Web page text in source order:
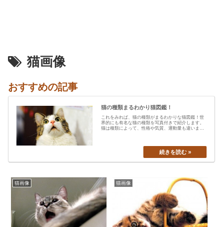
猫画像
おすすめの記事
猫の種類まるわかり猫図鑑！
これをみれば、猫の種類がまるわかりな猫図鑑！世
界的にも有名な猫の種類を写真付きで紹介します。
猫は種類によって、性格や気質、運動量も違います
猫画像 猫画像